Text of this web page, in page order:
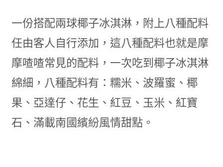
一份搭配兩球椰子冰淇淋，附上八種配料
任由客人自行添加，這八種配料也就是摩
摩喳喳常見的配料，一次吃到椰子冰淇淋
綿細，八種配料有：糯米、波羅蜜、 椰
果、亞達仔、花生、紅豆、玉米、紅寶
石、滿載南國繽紛風情甜點。